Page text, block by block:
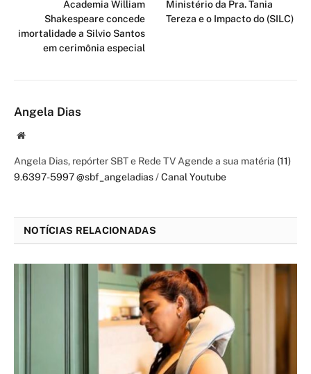
Academia William
Shakespeare concede
imortalidade a Silvio Santos
em cerimônia especial
Ministério da Pra. Tania
Tereza e o Impacto do (SILC)
Angela Dias
Website
Angela Dias, repórter SBT e Rede TV Agende a sua matéria (11)
9.6397-5997@sbf_angeladias/Canal Youtube
NOTÍCIAS RELACIONADAS